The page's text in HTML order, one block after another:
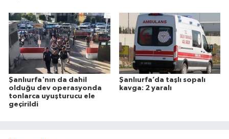
Şanlıurfa'nın da dahil
olduğu dev operasyonda
tonlarca uyuşturucu ele
geçirildi
Şanlıurfa’da taşlı sopalı
kavga: 2 yaralı